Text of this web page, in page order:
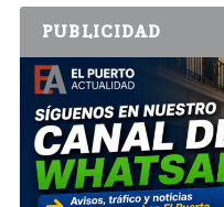
PUBLICIDAD